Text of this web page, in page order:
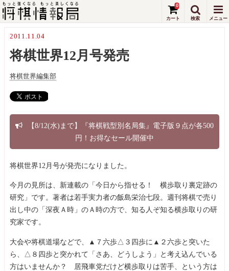
0
2011.11.04
将棋世界12月号発売
将棋世界編集部
【8/12(水)まで】『将棋戦型別名局集』電子版９点が各500
円！お得なセール開催中
将棋世界12月号が発売になりました。
今月の見所は、新連載の「今日から指せる！ 横歩取り裏定跡の
研究」です。著者は若手実力者の飯島栄治七段。週刊将棋で売り
出し中の「深夜Ａ時」のＡ時の方で、知る人ぞ知る横歩取りの研
究家です。
大会や将棋道場などで、▲７六歩△３四歩に▲２六歩と突いた
ら、△８四歩と突かれて「さあ、どうしよう」と考え込んでいる
方はいませんか？ 居飛車党だけど横歩取りは苦手、という方は